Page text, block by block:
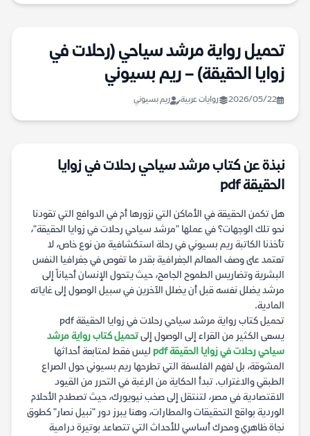
تحميل رواية مرشد سياحي (رحلات في
زوايا الحقيقة) – ريم بسيوني
2026/05/22 روايات عربية ريم بسيوني
نبذة عن كتاب مرشد سياحي رحلات في زوايا
الحقيقة pdf
هل تكمن الحقيقة في الأماكن التي نزورها أم في الدوافع التي تقودنا
نحو تلك الوجهات؟ في عملها "مرشد سياحي رحلات في زوايا الحقيقة"،
تأخذنا الكاتبة ريم بسيوني في رحلة استكشافية من نوع خاص، لا
تعتمد على وصف المعالم الجغرافية بقدر ما تغوص في جغرافيا النفس
البشرية وتضاريس الطموح الجامح، حيث يتحول الإنسان أحياناً إلى
مرشد يضلل نفسه قبل أن يضلل الآخرين في سبيل الوصول إلى غاياته
المادية.
تحميل كتاب رواية مرشد سياحي رحلات في زوايا الحقيقة pdf
يسعى الكثير من القراء إلى الوصول إلىتحميل كتاب رواية مرشد
سياحي رحلات في زوايا الحقيقة pdf
ليس فقط لمتابعة أحداثها
المشوقة، بل لفهم الفلسفة التي تطرحها ريم بسيوني حول الصراع
الطبقي والاغتراب. تبدأ الحكاية من الرغبة في التحرر من القيود
الاقتصادية في مصر، لتنتقل إلى صخب نيويورك، حيث تصطدم الأحلام
الوردية بواقع التحقيقات والمطارات، وهنا يبرز دور "نبيل نصار" كطوق
نجاة ظاهري ومحرك أساسي للأحداث التي تتصاعد بوتيرة درامية